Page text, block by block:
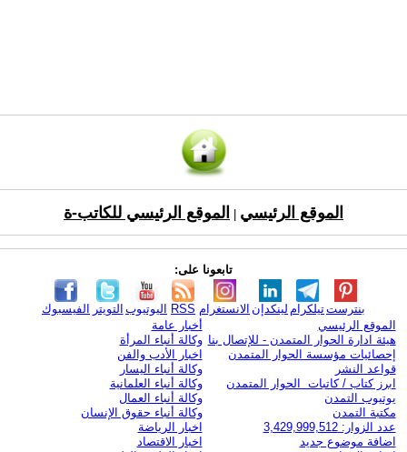
الموقع الرئيسي الموقع الرئيسي للكاتب-ة
تابعونا على:
الفيسبوك التويتر اليوتيوب RSS الانستغرام لينكدإن تيلكرامبنترست
الموقع الرئيسي
هيئة ادارة الحوار المتمدن - للإتصال بنا
إحصائيات مؤسسة الحوار المتمدن
قواعد النشر
ابرز كتاب / كاتبات الحوار المتمدن
يوتيوب التمدن
مكتبة التمدن
عدد الزوار: 3,429,999,512
اضافة موضوع جديد
أخبار عامة
وكالة أنباء المرأة
اخبار الأدب والفن
وكالة أنباء اليسار
وكالة أنباء العلمانية
وكالة أنباء العمال
وكالة أنباء حقوق الإنسان
اخبار الرياضة
اخبار الاقتصاد